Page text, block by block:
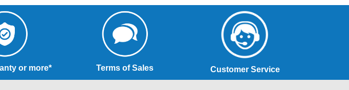
or more* Terms of Sales Customer Service